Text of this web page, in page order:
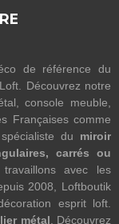
de référence du
Découvrez notre
console meuble,
Françaises comme
du miroir
carrés ou
avec les
2008, Loftboutik
esprit loft.
métal. Découvrez